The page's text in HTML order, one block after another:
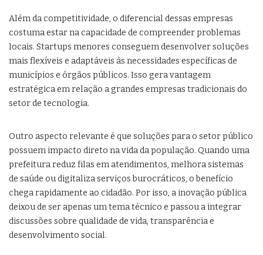
Além da competitividade, o diferencial dessas empresas
costuma estar na capacidade de compreender problemas
locais. Startups menores conseguem desenvolver soluções
mais flexíveis e adaptáveis às necessidades específicas de
municípios e órgãos públicos. Isso gera vantagem
estratégica em relação a grandes empresas tradicionais do
setor de tecnologia.
Outro aspecto relevante é que soluções para o setor público
possuem impacto direto na vida da população. Quando uma
prefeitura reduz filas em atendimentos, melhora sistemas
de saúde ou digitaliza serviços burocráticos, o benefício
chega rapidamente ao cidadão. Por isso, a inovação pública
deixou de ser apenas um tema técnico e passou a integrar
discussões sobre qualidade de vida, transparência e
desenvolvimento social.